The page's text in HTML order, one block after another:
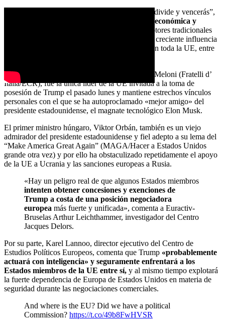
La susceptibilidad de Europa a las tácticas del “divide y vencerás”,
por la parálisis económica y
, dos de los motores tradicionales
de la construcción política comunitaria, y por la creciente influencia
de los partidos de extrema derecha pro-Trump en toda la UE, entre
Al parecer, la primera ministra italiana, Giorgia Meloni (Fratelli d’
Italia/ECR), fue la única líder de la UE invitada a la toma de
posesión de Trump el pasado lunes y mantiene estrechos vínculos
personales con el que se ha autoproclamado «mejor amigo» del
presidente estadounidense, el magnate tecnológico Elon Musk.
El primer ministro húngaro, Viktor Orbán, también es un viejo
admirador del presidente estadounidense y fiel adepto a su lema del
“Make America Great Again” (MAGA/Hacer a Estados Unidos
grande otra vez) y por ello ha obstaculizado repetidamente el apoyo
de la UE a Ucrania y las sanciones europeas a Rusia.
«Hay un peligro real de que algunos Estados miembros
intenten obtener concesiones y exenciones de
Trump a costa de una posición negociadora
europea más fuerte y unificada», comenta a Euractiv-
Bruselas Arthur Leichthammer, investigador del Centro
Jacques Delors.
Por su parte, Karel Lannoo, director ejecutivo del Centro de
Estudios Políticos Europeos, comenta que Trump «probablemente
actuará con inteligencia» y seguramente enfrentará a los
Estados miembros de la UE entre sí, y al mismo tiempo explotará
la fuerte dependencia de Europa de Estados Unidos en materia de
seguridad durante las negociaciones comerciales.
And where is the EU? Did we have a political
Commission? https://t.co/49b8FwHVSR